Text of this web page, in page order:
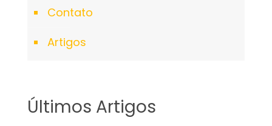
Contato
Artigos
Últimos Artigos